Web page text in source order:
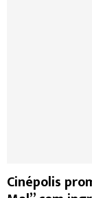
Cinépolis